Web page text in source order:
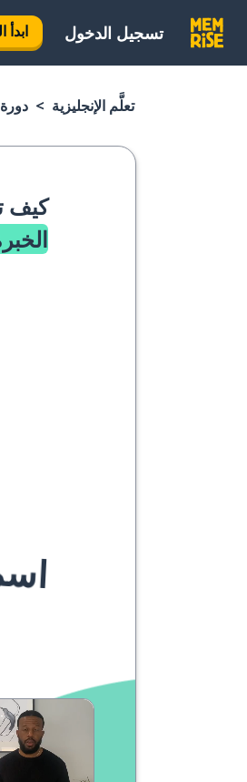
تسجيل الدخول ابدأ
تعلَّم الإنجليزية دورة
كيف